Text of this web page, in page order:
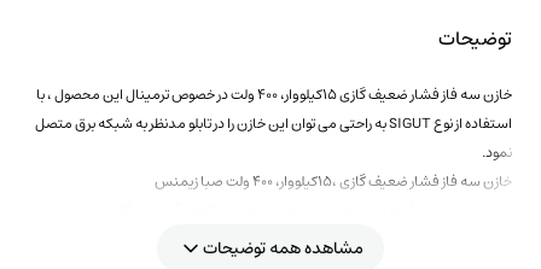
توضیحات
خازن سه فاز فشار ضعیف گازی 15کیلووار، 400 ولت در خصوص ترمینال این محصول ، با
استفاده از نوع SIGUT به راحتی می توان این خازن را در تابلو مدنظر به شبکه برق متصل
نمود.
خازن سه فاز فشار ضعیف گازی ،15کیلووار، 400 ولت صبا زیمنس
مشاهده همه توضیحات